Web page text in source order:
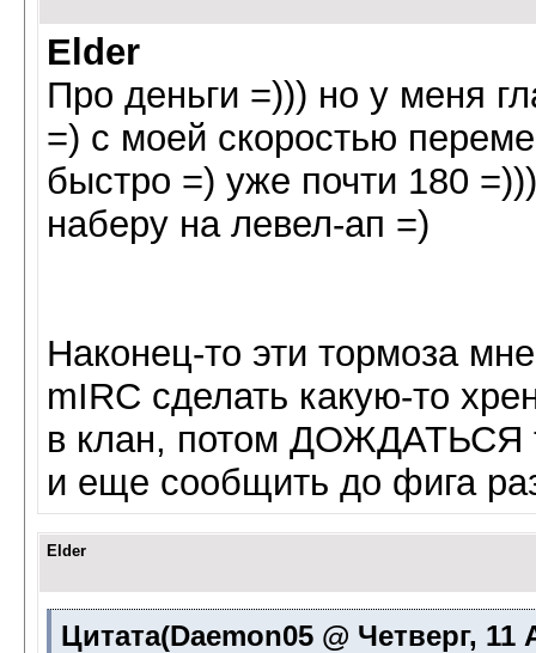
Elder
Про деньги =))) но у меня
=) с моей скоростью
быстро =) уже почти 180
наберу на левел-ап =)
Наконец-то эти тормоза
mIRC сделать какую-то
в клан, потом ДОЖДАТЬСЯ
и еще сообщить до фига
Elder
Цитата(Daemon05 @ Четверг, 11